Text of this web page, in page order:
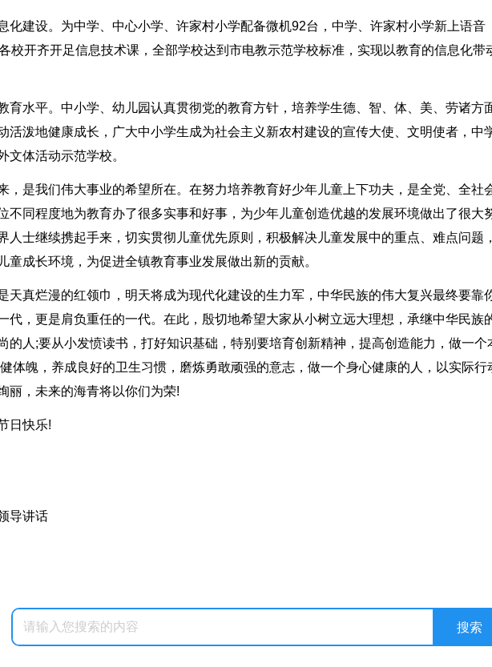
化建设。为中学、中心小学、许家村小学配备微机92台，中学、许家村小学新上语音
校开齐开足信息技术课，全部学校达到市电教示范学校标准，实现以教育的信息化带
育水平。中小学、幼儿园认真贯彻党的教育方针，培养学生德、智、体、美、劳诸方
活泼地健康成长，广大中小学生成为社会主义新农村建设的宣传大使、文明使者，中
文体活动示范学校。
，是我们伟大事业的希望所在。在努力培养教育好少年儿童上下功夫，是全党、全社
不同程度地为教育办了很多实事和好事，为少年儿童创造优越的发展环境做出了很大
人士继续携起手来，切实贯彻儿童优先原则，积极解决儿童发展中的重点、难点问题，
童成长环境，为促进全镇教育事业发展做出新的贡献。
天真烂漫的红领巾，明天将成为现代化建设的生力军，中华民族的伟大复兴最终要靠
代，更是肩负重任的一代。在此，殷切地希望大家从小树立远大理想，承继中华民族
的人;要从小发愤读书，打好知识基础，特别要培育创新精神，提高创造能力，做一个
体魄，养成良好的卫生习惯，磨炼勇敢顽强的意志，做一个身心健康的人，以实际行
丽，未来的海青将以你们为荣!
日快乐!
导讲话